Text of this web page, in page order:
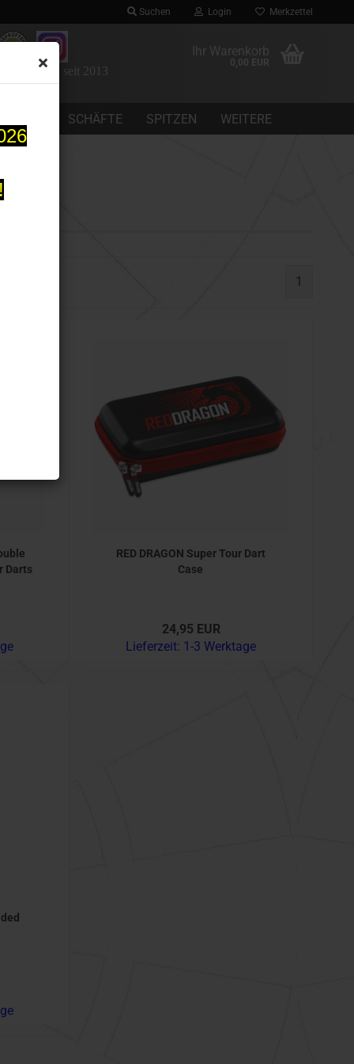
Suchen Login Merkzettel
seit 2013
Ihr Warenkorb
0,00 EUR
SCHÄFTE SPITZEN WEITERE
1
Darts
RED DRAGON Super Tour Dart
Case
24,95 EUR
Lieferzeit: 1-3 Werktage